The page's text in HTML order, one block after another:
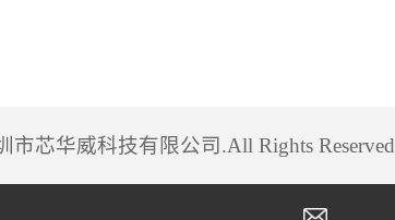
市芯华威科技有限公司.All Rights Reserved